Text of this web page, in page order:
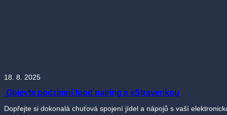
18. 8. 2025
Objevte podzimní food pairing s eStravenkou
Dopřejte si dokonalá chuťová spojení jídel a nápojů s vaší